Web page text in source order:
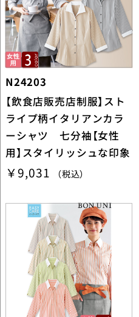
N24203
【飲食店販売店制服】スト
ライプ柄イタリアンカラ
ーシャツ 七分袖【女性
用】スタイリッシュな印象
￥9,031 （税込）